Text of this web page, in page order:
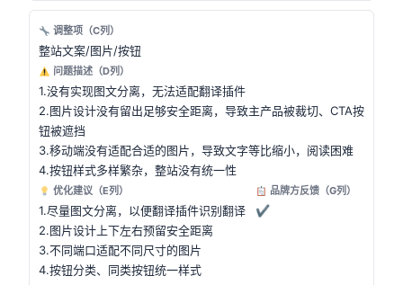
调整项（C列）
整站文案/图片/按钮
问题描述（D列）
1.没有实现图文分离，无法适配翻译插件
2.图片设计没有留出足够安全距离，导致主产品被裁切、CTA按
钮被遮挡
3.移动端没有适配合适的图片，导致文字等比缩小，阅读困难
4.按钮样式多样繁杂，整站没有统一性
优化建议（E列）
1.尽量图文分离，以便翻译插件识别翻译
2.图片设计上下左右预留安全距离
3.不同端口适配不同尺寸的图片
4.按钮分类、同类按钮统一样式
品牌方反馈（G列）
✔